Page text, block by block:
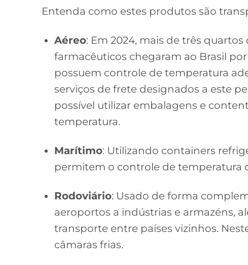
Entenda como estes produtos são
Aéreo: Em 2024, mais de três
farmacêuticos chegaram ao Brasil
possuem controle de temperatura
serviços de frete designados a este
possível utilizar embalagens e
temperatura.
Marítimo: Utilizando containers
permitem o controle de temperatura
Rodoviário: Usado de forma
aeroportos a indústrias e armazéns,
transporte entre países vizinhos.
câmaras frias.